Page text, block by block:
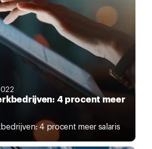
4 procent meer
4 procent meer salaris